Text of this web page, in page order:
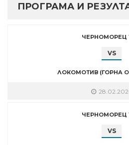
ПРОГРАМА И
ЧЕРНОМОРЕЦ
VS
ЛОКОМОТИВ (ГОРНА
ЧЕРНОМОРЕЦ
VS